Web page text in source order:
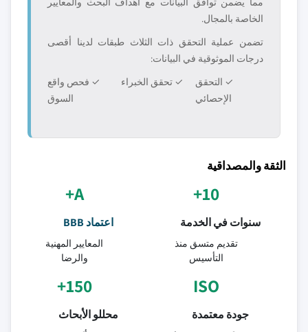
الخاصة بالمجال.
تضمن عملية التحقق ذات الثلاث طبقات لدينا أقصى
درجات الموثوقية في البيانات:
✓ التحقق
الإحصائي
✓ تحقق الخبراء
✓ فحص واقع
السوق
الثقة والمصداقية
10+
سنوات في الخدمة
تقديم متسق منذ
التأسيس
A+
اعتماد BBB
المعايير المهنية
والرضا
ISO
جودة معتمدة
150+
محللو الأبحاث